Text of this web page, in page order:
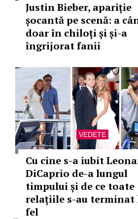
Justin Bieber, apariție
șocantă pe scenă: a
doar în chiloți și și-a
îngrijorat fanii
VEDETE
Cu cine s-a iubit
DiCaprio de-a lungul
timpului și de ce toate
relațiile s-au terminat
fel